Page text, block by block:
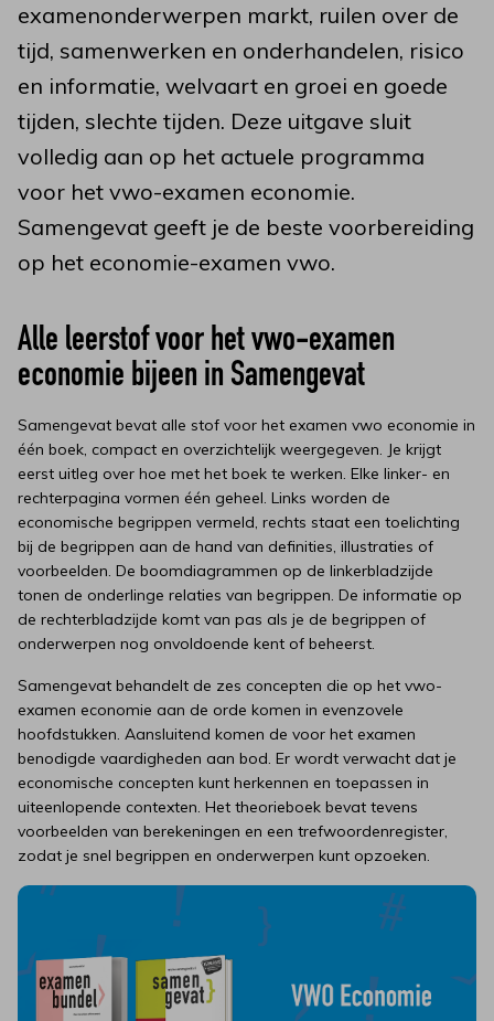
examenonderwerpen markt, ruilen over de
tijd, samenwerken en onderhandelen, risico
en informatie, welvaart en groei en goede
tijden, slechte tijden. Deze uitgave sluit
volledig aan op het actuele programma
voor het vwo-examen economie.
Samengevat geeft je de beste voorbereiding
op het economie-examen vwo.
Alle leerstof voor het vwo-examen
economie bijeen in Samengevat
Samengevat bevat alle stof voor het examen vwo economie in
één boek, compact en overzichtelijk weergegeven. Je krijgt
eerst uitleg over hoe met het boek te werken. Elke linker- en
rechterpagina vormen één geheel. Links worden de
economische begrippen vermeld, rechts staat een toelichting
bij de begrippen aan de hand van definities, illustraties of
voorbeelden. De boomdiagrammen op de linkerbladzijde
tonen de onderlinge relaties van begrippen. De informatie op
de rechterbladzijde komt van pas als je de begrippen of
onderwerpen nog onvoldoende kent of beheerst.
Samengevat behandelt de zes concepten die op het vwo-
examen economie aan de orde komen in evenzovele
hoofdstukken. Aansluitend komen de voor het examen
benodigde vaardigheden aan bod. Er wordt verwacht dat je
economische concepten kunt herkennen en toepassen in
uiteenlopende contexten. Het theorieboek bevat tevens
voorbeelden van berekeningen en een trefwoordenregister,
zodat je snel begrippen en onderwerpen kunt opzoeken.